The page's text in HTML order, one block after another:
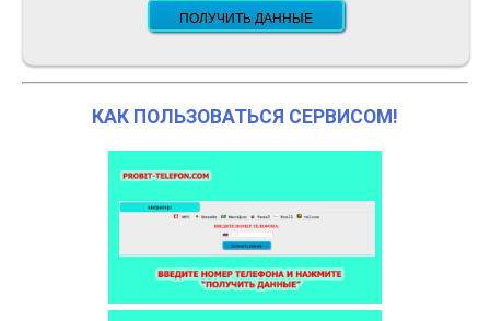
КАК ПОЛЬЗОВАТЬСЯ СЕРВИСОМ!